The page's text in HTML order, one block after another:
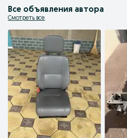
Все объявления автора
Смотреть все